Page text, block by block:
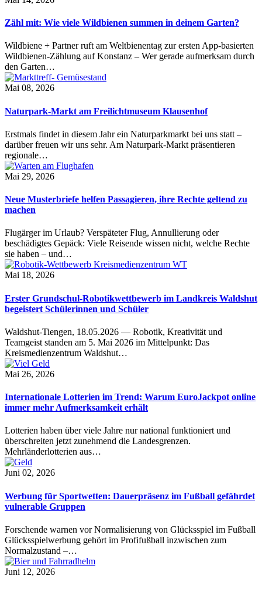
Zähl mit: Wie viele Wildbienen summen in deinem Garten?
Wildbiene + Partner ruft am Weltbienentag zur ersten App-basierten
Wildbienen-Zählung auf Konstanz – Wer gerade aufmerksam durch
den Garten…
Mai 08, 2026
Naturpark-Markt am Freilichtmuseum Klausenhof
Erstmals findet in diesem Jahr ein Naturparkmarkt bei uns statt –
darüber freuen wir uns sehr. Am Naturpark-Markt präsentieren
regionale…
Mai 29, 2026
Neue Musterbriefe helfen Passagieren, ihre Rechte geltend zu
machen
Flugärger im Urlaub? Verspäteter Flug, Annullierung oder
beschädigtes Gepäck: Viele Reisende wissen nicht, welche Rechte
sie haben – und…
Mai 18, 2026
Erster Grundschul-Robotikwettbewerb im Landkreis Waldshut
begeistert Schülerinnen und Schüler
Waldshut-Tiengen, 18.05.2026 — Robotik, Kreativität und
Teamgeist standen am 5. Mai 2026 im Mittelpunkt: Das
Kreismedienzentrum Waldshut…
Mai 26, 2026
Internationale Lotterien im Trend: Warum EuroJackpot online
immer mehr Aufmerksamkeit erhält
Lotterien haben über viele Jahre nur national funktioniert und
überschreiten jetzt zunehmend die Landesgrenzen.
Mehrländerlotterien aus…
Juni 02, 2026
Werbung für Sportwetten: Dauerpräsenz im Fußball gefährdet
vulnerable Gruppen
Forschende warnen vor Normalisierung von Glücksspiel im Fußball
Glücksspielwerbung gehört im Profifußball inzwischen zum
Normalzustand –…
Juni 12, 2026